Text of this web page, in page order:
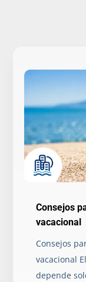
Consejos
vacacional
Consejos
vacacional
depende